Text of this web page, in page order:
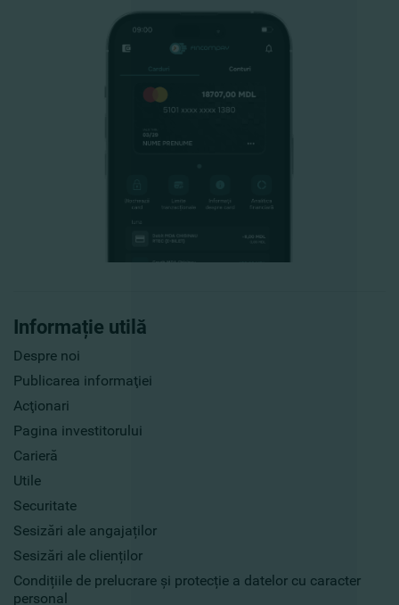
Informație utilă
Despre noi
Publicarea informaţiei
Acţionari
Pagina investitorului
Carieră
Utile
Securitate
Sesizări ale angajaților
Sesizări ale clienților
Condițiile de prelucrare și protecție a datelor cu caracter
personal